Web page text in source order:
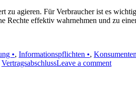
zu agieren. Für Verbraucher ist es
Rechte effektiv wahrnehmen und zu
•, Informationspflichten •,
VertragsabschlussLeave a commenton